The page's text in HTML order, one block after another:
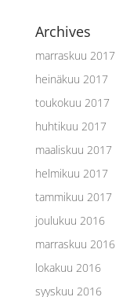
Archives
marraskuu 2017
heinäkuu 2017
toukokuu 2017
huhtikuu 2017
maaliskuu 2017
helmikuu 2017
tammikuu 2017
joulukuu 2016
marraskuu 2016
lokakuu 2016
syyskuu 2016